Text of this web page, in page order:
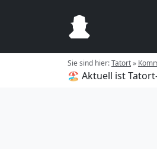
Sie sind hier:Tatort»
🏖️ Aktuell ist